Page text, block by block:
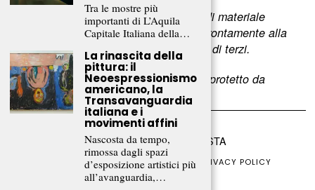
Per segnalare eventuali errori nell’uso di materiale
scriveteci e provvederemo prontamente alla
rimozione del materiale lesivo dei diritti di terzi.
L’intero contenuto di questo sito web è protetto da
copyright.
©2026FRAMMENTI RIVISTA
CHI SIAMO FR CLUB COLLABORA
PRIVACY POLICY
COOKIE POLICY
Tra le mostre più
importanti di L’Aquila
Capitale Italiana della…
La rinascita della
pittura: il
Neoespressionismo
americano, la
Transavanguardia
italiana e i
movimenti affini
Nascosta da tempo,
rimossa dagli spazi
d’esposizione artistici più
all’avanguardia,…